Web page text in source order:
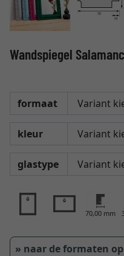
Wandspiegel
formaat
kleur
glastype
70,00 mm
» naar de formaten